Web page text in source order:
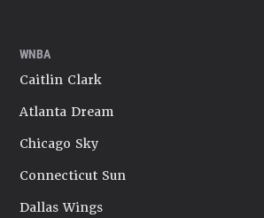
WNBA
Caitlin Clark
Atlanta Dream
Chicago Sky
Connecticut Sun
Dallas Wings